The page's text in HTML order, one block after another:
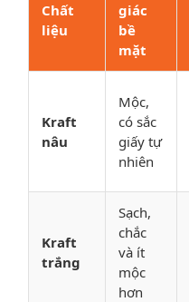
Chất
liệu
giác
bề
mặt
Kraft
nâu
Mộc,
có sắc
giấy tự
nhiên
Kraft
trắng
Sạch,
chắc
và ít
mộc
hơn